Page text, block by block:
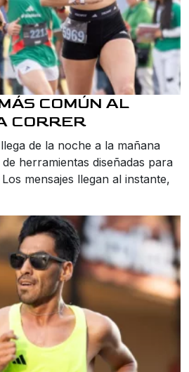
COMÚN AL
CORRER
de la noche a la mañana
herramientas diseñadas para
mensajes llegan al instante,